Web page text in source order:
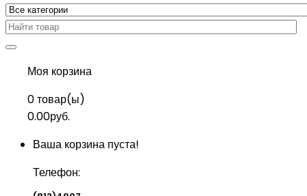
Моя корзина
0товар(ы)
0.00руб.
Ваша корзина пуста!
Телефон: